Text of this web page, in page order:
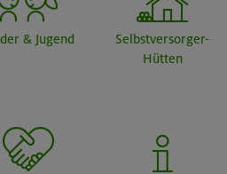
& Jugend
Selbstversorger-
Hütten